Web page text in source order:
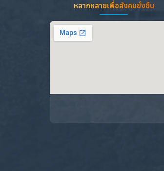
หลากหลายเพื่อสังคมยั่งยืน